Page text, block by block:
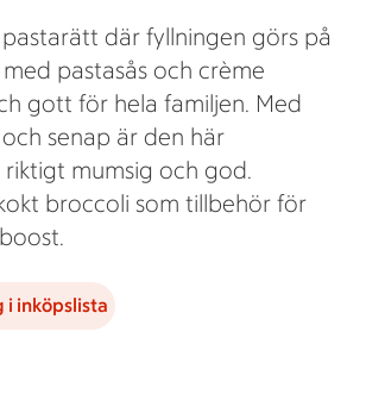
där fyllningen görs på
pastasås och crème
gott för hela familjen. Med
senap är den här
mumsig och god.
broccoli som tillbehör för
i inköpslista